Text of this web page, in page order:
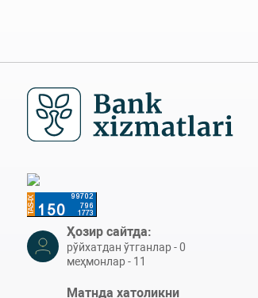
Ҳозир сайтда:
рўйхатдан ўтганлар - 0
меҳмонлар - 11
Матнда хатоликни